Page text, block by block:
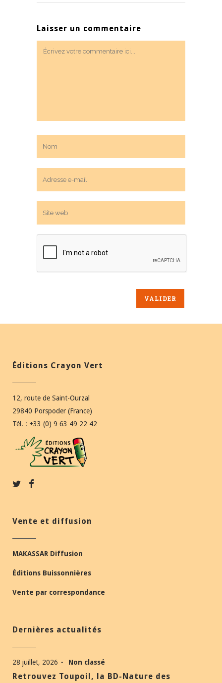
Laisser un commentaire
Éditions Crayon Vert
12, route de Saint-Ourzal
29840 Porspoder (France)
Tél. : +33 (0) 9 63 49 22 42
Vente et diffusion
MAKASSAR Diffusion
Éditions Buissonnières
Vente par correspondance
Dernières actualités
28 juillet, 2026 Non classé
Retrouvez Toupoil, la BD-Nature des